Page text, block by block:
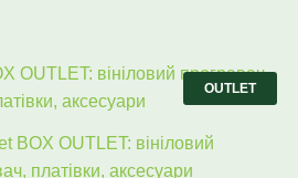
BOX OUTLET: вініловий
платівки, аксесуари
Оригінальна
6558 ₴.
Поточна
3955 ₴.
OUTLET